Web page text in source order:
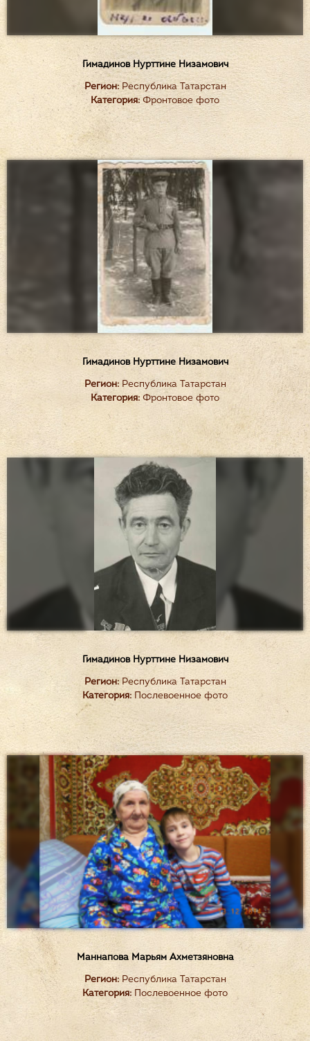
Гимадинов Нурттине Низамович
Регион:Республика Татарстан
Категория:Фронтовое фото
Гимадинов Нурттине Низамович
Регион:Республика Татарстан
Категория: Фронтовое фото
Гимадинов Нурттине Низамович
Регион:Республика Татарстан
Категория: Послевоенное фото
Маннапова Марьям Ахметзяновна
Регион:Республика Татарстан
Категория: Послевоенное фото